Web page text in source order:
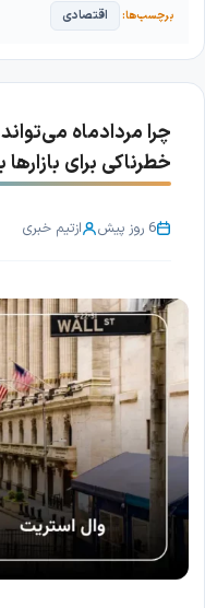
اقتصادی
چرا مردادماه
خطرناکی برای بازارها
6 روز پیش ازتیم خبری